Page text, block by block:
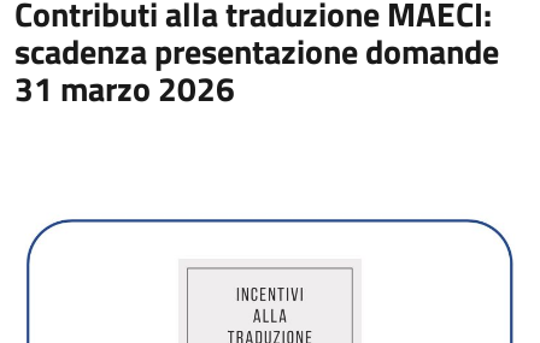
Contributi alla traduzione MAECI:
scadenza presentazione domande
31 marzo 2026